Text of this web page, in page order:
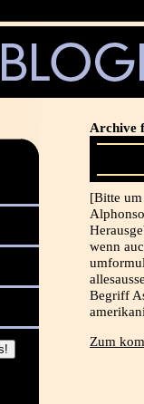
Archive
[Bitte
wenn
Begriff
Zum